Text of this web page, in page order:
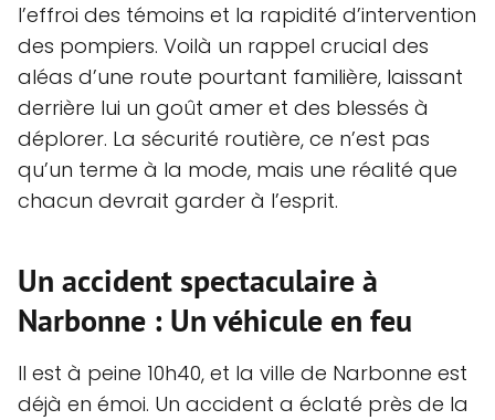
l’effroi des témoins et la rapidité d’intervention
des pompiers. Voilà un rappel crucial des
aléas d’une route pourtant familière, laissant
derrière lui un goût amer et des blessés à
déplorer. La sécurité routière, ce n’est pas
qu’un terme à la mode, mais une réalité que
chacun devrait garder à l’esprit.
Un accident spectaculaire à
Narbonne : Un véhicule en feu
Il est à peine 10h40, et la ville de Narbonne est
déjà en émoi. Un accident a éclaté près de la